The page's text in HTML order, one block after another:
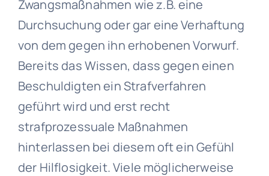
Zwangsmaßnahmen wie z.B. eine
Durchsuchung oder gar eine Verhaftung
von dem gegen ihn erhobenen Vorwurf.
Bereits das Wissen, dass gegen einen
Beschuldigten ein Strafverfahren
geführt wird und erst recht
strafprozessuale Maßnahmen
hinterlassen bei diesem oft ein Gefühl
der Hilflosigkeit. Viele möglicherweise